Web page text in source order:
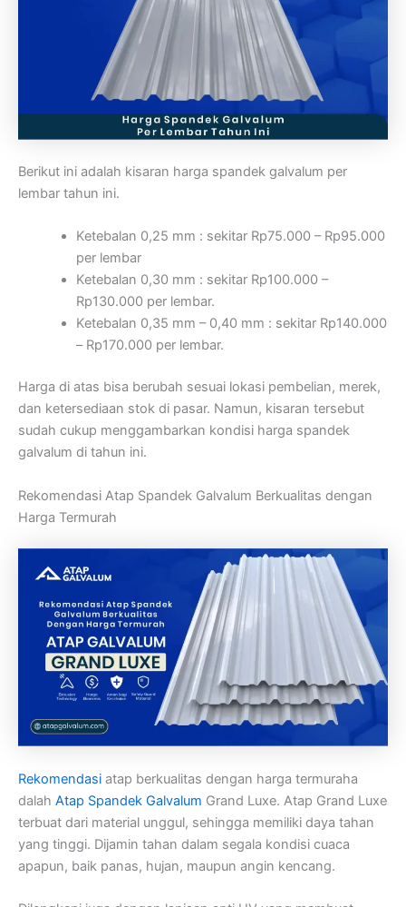
Berikut ini adalah kisaran harga spandek galvalum per
lembar tahun ini.
Ketebalan 0,25 mm : sekitar Rp75.000 – Rp95.000
per lembar
Ketebalan 0,30 mm : sekitar Rp100.000 –
Rp130.000 per lembar.
Ketebalan 0,35 mm – 0,40 mm : sekitar Rp140.000
– Rp170.000 per lembar.
Harga di atas bisa berubah sesuai lokasi pembelian, merek,
dan ketersediaan stok di pasar. Namun, kisaran tersebut
sudah cukup menggambarkan kondisi harga spandek
galvalum di tahun ini.
Rekomendasi Atap Spandek Galvalum Berkualitas dengan
Harga Termurah
Rekomendasi atap berkualitas dengan harga termuraha
dalah Atap Spandek Galvalum Grand Luxe. Atap Grand Luxe
terbuat dari material unggul, sehingga memiliki daya tahan
yang tinggi. Dijamin tahan dalam segala kondisi cuaca
apapun, baik panas, hujan, maupun angin kencang.